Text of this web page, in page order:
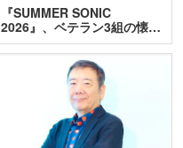
『SUMMER SONIC
2026』、ベテラン3組の懐…